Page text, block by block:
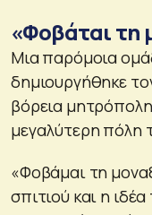
«Φοβάται τη
Μια παρόμοια
δημιουργήθηκε
βόρεια
μεγαλύτερη πόλη
«Φοβάμαι τη
σπιτιού και η